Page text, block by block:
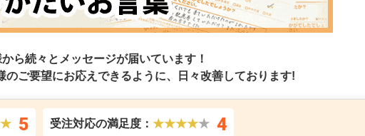
ら続々とメッセージが届いています！
ご要望にお応えできるように、日々改善しております!
5 受注対応の満足度：★★★★★ 4